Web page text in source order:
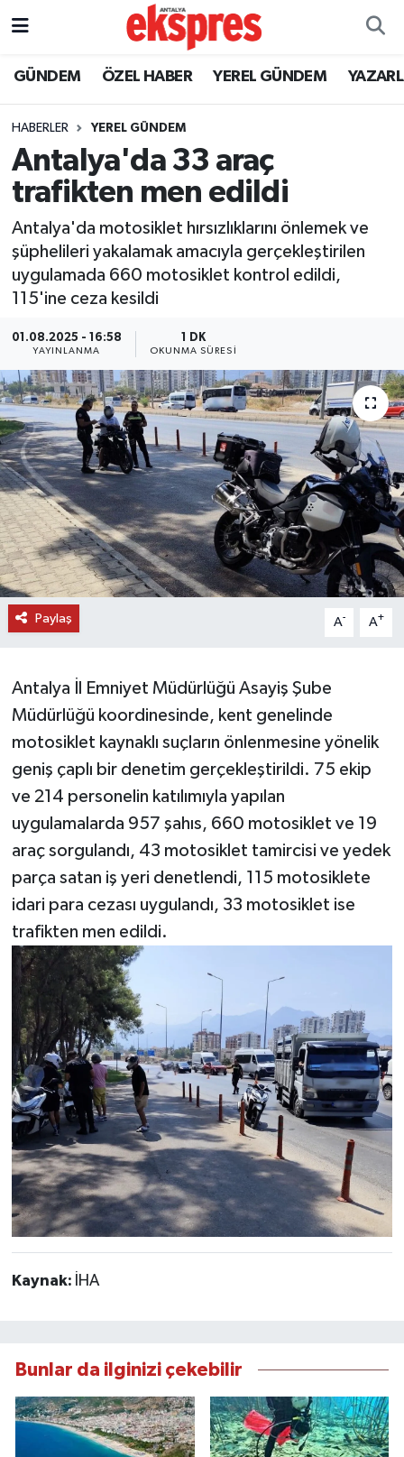
GÜNDEM ÖZEL HABER YEREL GÜNDEM
HABERLER YEREL GÜNDEM
Antalya'da 33 araç
trafikten men edildi
Antalya'da motosiklet hırsızlıklarını önlemek ve
şüphelileri yakalamak amacıyla gerçekleştirilen
uygulamada 660 motosiklet kontrol edildi,
115'ine ceza kesildi
01.08.2025 - 16:58
YAYINLANMA
1 DK
OKUNMA SÜRESI
Paylaş A- A+
Antalya İl Emniyet Müdürlüğü Asayiş Şube
Müdürlüğü koordinesinde, kent genelinde
motosiklet kaynaklı suçların önlenmesine yönelik
geniş çaplı bir denetim gerçekleştirildi. 75 ekip
ve 214 personelin katılımıyla yapılan
uygulamalarda 957 şahıs, 660 motosiklet ve 19
araç sorgulandı, 43 motosiklet tamircisi ve yedek
parça satan iş yeri denetlendi, 115 motosiklete
idari para cezası uygulandı, 33 motosiklet ise
trafikten men edildi.
Kaynak: İHA
Bunlar da ilginizi çekebilir
ÖZEL HABER
YEREL GÜNDEM
EKONOMİ
KÜLTÜR - SANAT
SPOR
SİYASET
SAĞLIK
DÜNYA
EĞİTİM
TURİZM
RÖPORTAJ
VİDEO HABERLER
RESMİ İLAN
Nöbetçi Eczaneler
Trafik Durumu
Süper Lig Puan Durumu ve Fikstür
Tüm Manşetler
Son Dakika Haberleri
Haber Arşivi